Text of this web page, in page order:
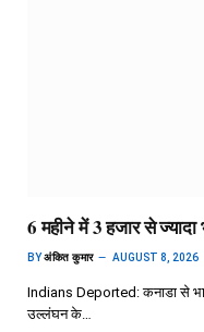
6 महीने में 3 हजार से ज्यादा
BYअंकित कुमार AUGUST 8, 2026
Indians Deported: कनाडा से
उल्लंघन के…